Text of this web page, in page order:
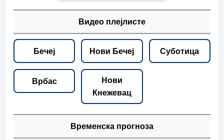
Видео плејлисте
Бечеј Нови Бечеј Суботица
Врбас
Нови
Кнежевац
Временска прогноза